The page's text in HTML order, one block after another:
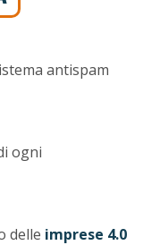
antispam
ogni
delle imprese 4.0